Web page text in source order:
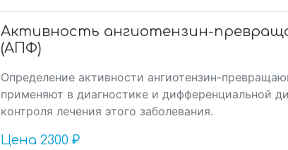
Активность ангиотензин-
(АПФ)
Определение активности ангиотензин-
применяют в диагностике и дифференциальной
контроля лечения этого заболевания.
Цена 2300 ₽